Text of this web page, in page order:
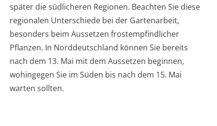
später die südlicheren Regionen. Beachten Sie diese
regionalen Unterschiede bei der Gartenarbeit,
besonders beim Aussetzen frostempfindlicher
Pflanzen. In Norddeutschland können Sie bereits
nach dem 13. Mai mit dem Aussetzen beginnen,
wohingegen Sie im Süden bis nach dem 15. Mai
warten sollten.